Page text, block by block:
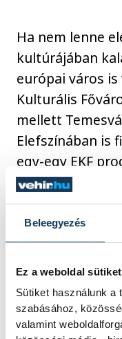
Beleegyezés
Ez a weboldal
Sütiket használunk a
szabásához,
valamint
Ha nem lenne
kultúrájában
európai város is
Kulturális
mellett
Elefszínában is
egy-egy EKF
2020 óta
kezdeményezt
régió csaknem
amelyek
viselhetik majd
Kulturális